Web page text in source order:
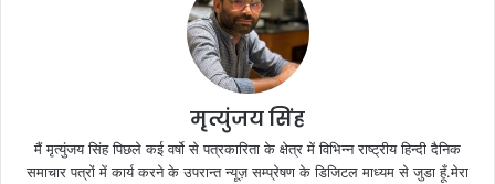
मृत्युंजय सिंह
मैं मृत्युंजय सिंह पिछले कई वर्षो से पत्रकारिता के क्षेत्र में विभिन्न राष्ट्रीय हिन्दी दैनिक
समाचार पत्रों में कार्य करने के उपरान्त न्यूज़ सम्प्रेषण के डिजिटल माध्यम से जुडा हूँ.मेरा